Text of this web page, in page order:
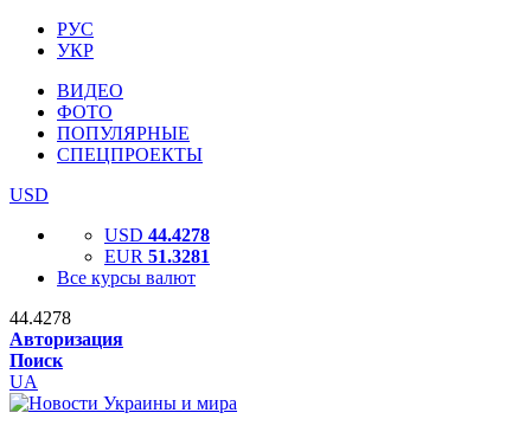
РУС
УКР
ВИДЕО
ФОТО
ПОПУЛЯРНЫЕ
СПЕЦПРОЕКТЫ
USD
USD 44.4278
EUR 51.3281
Все курсы валют
44.4278
Авторизация
Поиск
UA